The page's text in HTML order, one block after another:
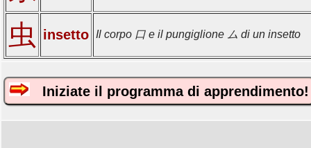
虫 insetto Il corpo 口 e il pungiglione ム di un insetto
Iniziate il programma di apprendimento!